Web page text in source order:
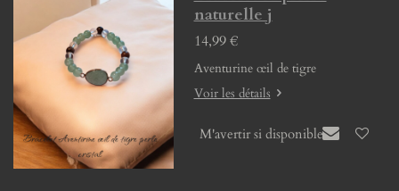
naturelle j
14,99 €
Aventurine œil de tigre
Voir les détails
M'avertir si disponible